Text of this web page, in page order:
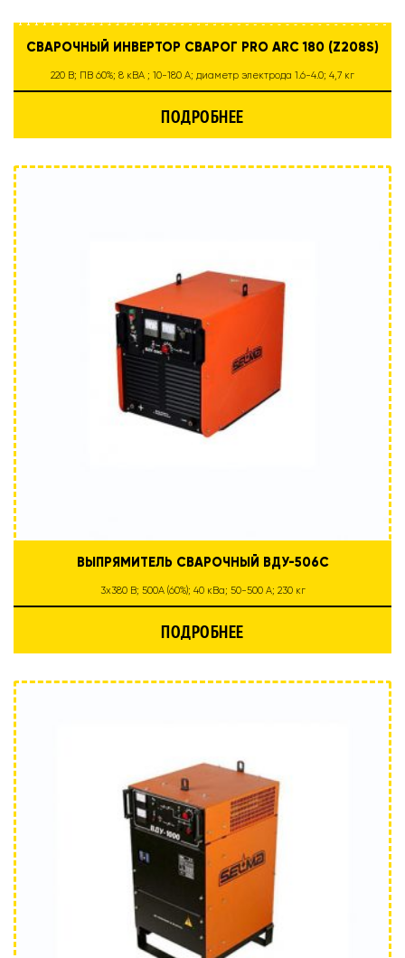
СВАРОЧНЫЙ ИНВЕРТОР СВАРОГ PRO ARC 180 (Z208S)
220 В; ПВ 60%; 8 кВА ; 10-180 А; диаметр электрода 1.6-4.0; 4,7 кг
ПОДРОБНЕЕ
ВЫПРЯМИТЕЛЬ СВАРОЧНЫЙ ВДУ-506С
3х380 В; 500А (60%); 40 кВа; 50-500 А; 230 кг
ПОДРОБНЕЕ